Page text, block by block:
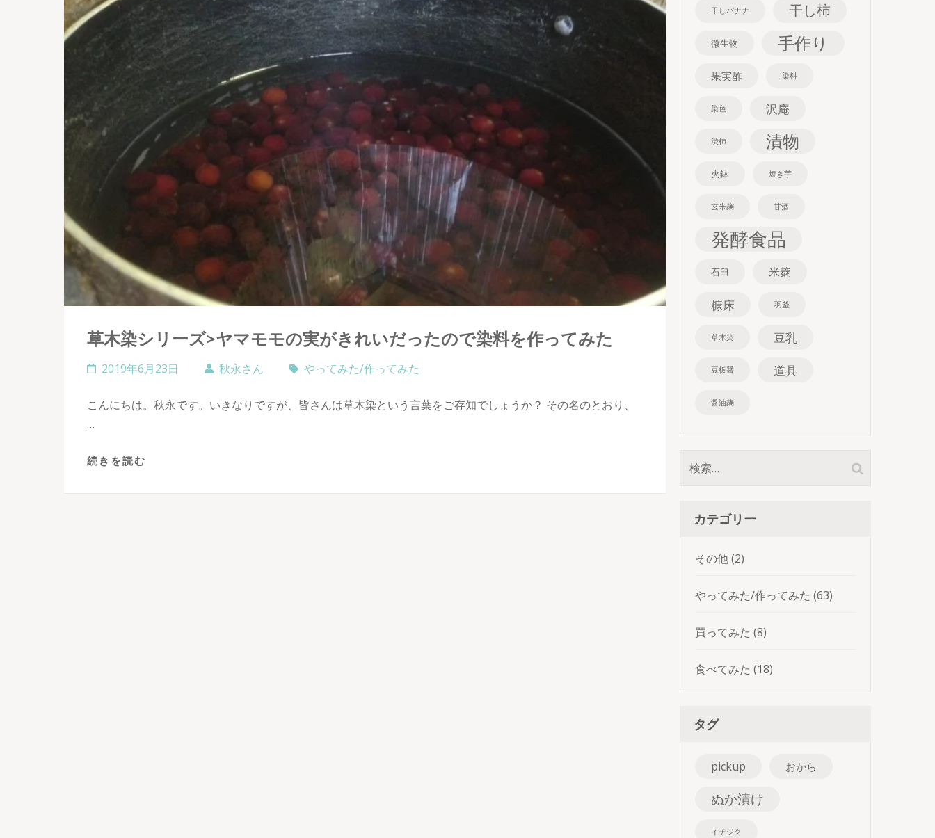
草木染シリーズ>ヤマモモの実がきれいだったので染料を作ってみた
2019年6月23日 秋永さん やってみた/作ってみた
こんにちは。秋永です。いきなりですが、皆さんは草木染という言葉をご存知でしょうか？ その名のとおり、
…
続きを読む
干しバナナ 干し柿
微生物 手作り
果実酢 染料
染色 沢庵
渋柿 漬物
火鉢 焼き芋
玄米麹 甘酒
発酵食品
石臼 米麹
糠床 羽釜
草木染 豆乳
豆板醤 道具
醤油麹
検
カテゴリー
その他(2)
やってみた/作ってみた (63)
買ってみた (8)
食べてみた (18)
タグ
pickup おから
ぬか漬け
イチジク